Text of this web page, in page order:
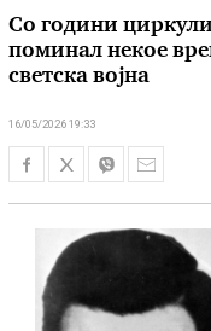
Со години
поминал некое
светска војна
16/05/2026 19:33